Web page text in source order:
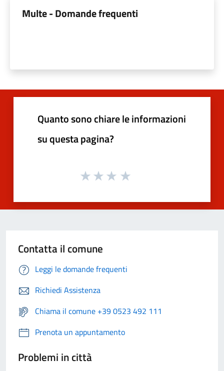
Multe - Domande frequenti
Quanto sono chiare le informazioni
su questa pagina?
Contatta il comune
Leggi le domande frequenti
Richiedi Assistenza
Chiama il comune +39 0523 492 111
Prenota un appuntamento
Problemi in città